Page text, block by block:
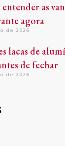
as
agora
de 2026
lacas de
de fechar
de 2026